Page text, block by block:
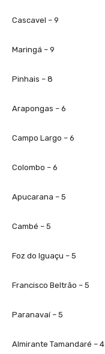
Cascavel – 9
Maringá – 9
Pinhais – 8
Arapongas – 6
Campo Largo – 6
Colombo – 6
Apucarana – 5
Cambé – 5
Foz do Iguaçu – 5
Francisco Beltrão – 5
Paranavaí – 5
Almirante Tamandaré – 4